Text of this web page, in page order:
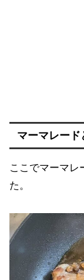
マーマレー
ここでマーマレ
た。